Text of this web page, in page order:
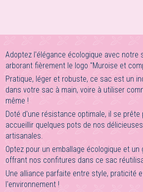
Adoptez l'élégance écologique avec notre
arborant fièrement le logo "Muroise et
Pratique, léger et robuste, ce sac est un
dans votre sac à main, voire à utiliser
même !
Doté d'une résistance optimale, il se prête
accueillir quelques pots de nos
artisanales.
Optez pour un emballage écologique et
offrant nos confitures dans ce sac
Une alliance parfaite entre style, praticité
l'environnement !